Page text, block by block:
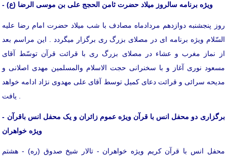
- ویژه برنامه سالروز میلاد حضرت ثامن الحجج علی بن موسی الرضا (ع)
روز پنجشنبه دوازدهم مردادماه مصادف با شب میلاد حضرت امام رضا علیه
السّلام ویژه برنامه ای در مصلای بزرگ ری برگزار میگردد . این مراسم بعد
از نماز مغرب و عشاء در مصلای بزرگ ری با قرائت قرآن توسّط آقای
مسعود نوری آغاز و با سخنرانی حجت الاسلام والمسلمین مهدی اصلانی و
مدیحه سرائی و قرائت دعای کمیل توسط آقای علی مهدوی نژاد ادامه خواهد
- برگزاری دو محفل انس با قرآن ویژه عموم زائران و یک محفل انس باقرآن
ویژه خواهران
محفل انس با قرآن کریم ویژه خواهران - تالار شیخ صدوق (ره) - هشتم